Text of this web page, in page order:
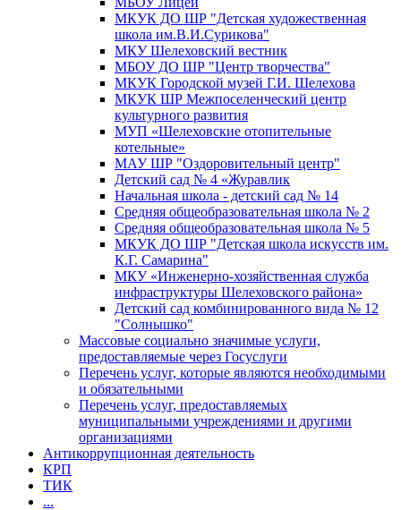
МКУК ДО ШР "Детская художественная
школа им.В.И.Сурикова"
МКУ Шелеховский вестник
МБОУ ДО ШР "Центр творчества"
МКУК Городской музей Г.И. Шелехова
МКУК ШР Межпоселенческий центр
культурного развития
МУП «Шелеховские отопительные
котельные»
МАУ ШР "Оздоровительный центр"
Детский сад № 4 «Журавлик
Начальная школа - детский сад № 14
Средняя общеобразовательная школа № 2
Средняя общеобразовательная школа № 5
МКУК ДО ШР "Детская школа искусств им.
К.Г. Самарина"
МКУ «Инженерно-хозяйственная служба
инфраструктуры Шелеховского района»
Детский сад комбинированного вида № 12
"Солнышко"
Массовые социально значимые услуги,
предоставляемые через Госуслуги
Перечень услуг, которые являются необходимыми
и обязательными
Перечень услуг, предоставляемых
муниципальными учреждениями и другими
организациями
Антикоррупционная деятельность
КРП
ТИК
...